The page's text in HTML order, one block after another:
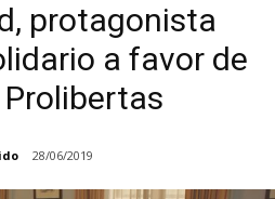
protagonista
a favor de
28/06/2019